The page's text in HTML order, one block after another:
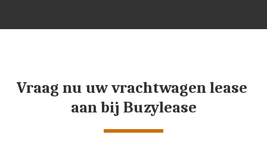
Vraag nu uw vrachtwagen lease
aan bij Buzylease